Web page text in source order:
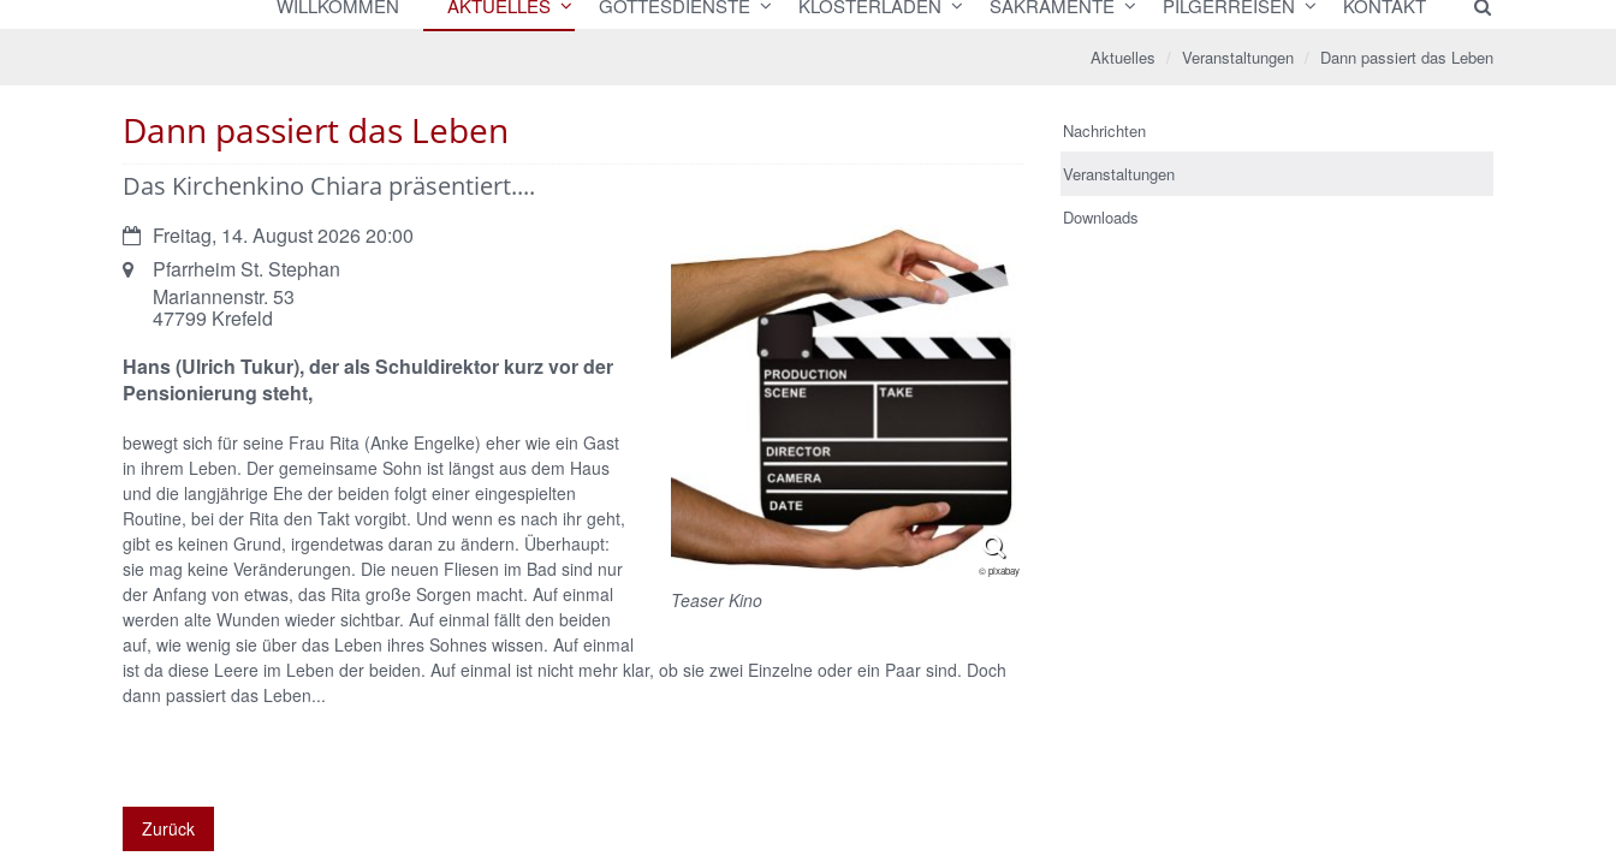
WILLKOMMEN AKTUELLES GOTTESDIENSTE KLOSTERLADEN SAKRAMENTE PILGERREISEN KONTAKT
Aktuelles Veranstaltungen Dann passiert das Leben
Dann passiert das Leben
Das Kirchenkino Chiara präsentiert....
© pixabay
Teaser Kino
Datum:Freitag, 14. August 2026 20:00
Ort: Pfarrheim St. Stephan
Mariannenstr. 53
47799 Krefeld
Hans (Ulrich Tukur), der als Schuldirektor kurz vor der
Pensionierung steht,
bewegt sich für seine Frau Rita (Anke Engelke) eher wie ein Gast
in ihrem Leben. Der gemeinsame Sohn ist längst aus dem Haus
und die langjährige Ehe der beiden folgt einer eingespielten
Routine, bei der Rita den Takt vorgibt. Und wenn es nach ihr geht,
gibt es keinen Grund, irgendetwas daran zu ändern. Überhaupt:
sie mag keine Veränderungen. Die neuen Fliesen im Bad sind nur
der Anfang von etwas, das Rita große Sorgen macht. Auf einmal
werden alte Wunden wieder sichtbar. Auf einmal fällt den beiden
auf, wie wenig sie über das Leben ihres Sohnes wissen. Auf einmal
ist da diese Leere im Leben der beiden. Auf einmal ist nicht mehr klar, ob sie zwei Einzelne oder ein Paar sind. Doch
dann passiert das Leben...
Zurück
Nachrichten
Veranstaltungen
Downloads